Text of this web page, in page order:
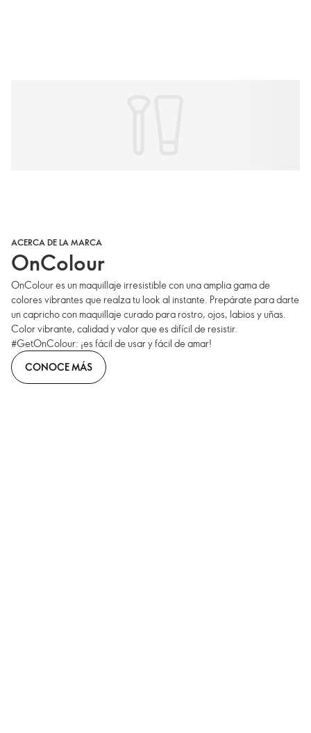
ACERCA DE LA MARCA
OnColour
OnColour es un maquillaje irresistible con una amplia gama de
colores vibrantes que realza tu look al instante. Prepárate para darte
un capricho con maquillaje curado para rostro, ojos, labios y uñas.
Color vibrante, calidad y valor que es difícil de resistir.
#GetOnColour: ¡es fácil de usar y fácil de amar!
CONOCE MÁS